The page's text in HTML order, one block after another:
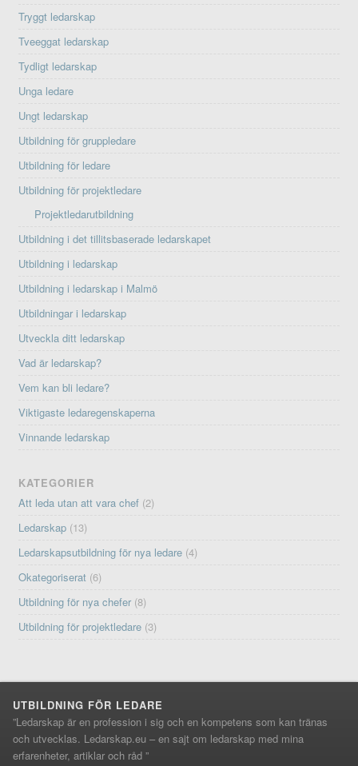
Tryggt ledarskap
Tveeggat ledarskap
Tydligt ledarskap
Unga ledare
Ungt ledarskap
Utbildning för gruppledare
Utbildning för ledare
Utbildning för projektledare
Projektledarutbildning
Utbildning i det tillitsbaserade ledarskapet
Utbildning i ledarskap
Utbildning i ledarskap i Malmö
Utbildningar i ledarskap
Utveckla ditt ledarskap
Vad är ledarskap?
Vem kan bli ledare?
Viktigaste ledaregenskaperna
Vinnande ledarskap
KATEGORIER
Att leda utan att vara chef (2)
Ledarskap (13)
Ledarskapsutbildning för nya ledare (4)
Okategoriserat (6)
Utbildning för nya chefer (8)
Utbildning för projektledare (3)
UTBILDNING FÖR LEDARE
”Ledarskap är en profession i sig och en kompetens som kan tränas
och utvecklas. Ledarskap.eu – en sajt om ledarskap med mina
erfarenheter, artiklar och råd ”